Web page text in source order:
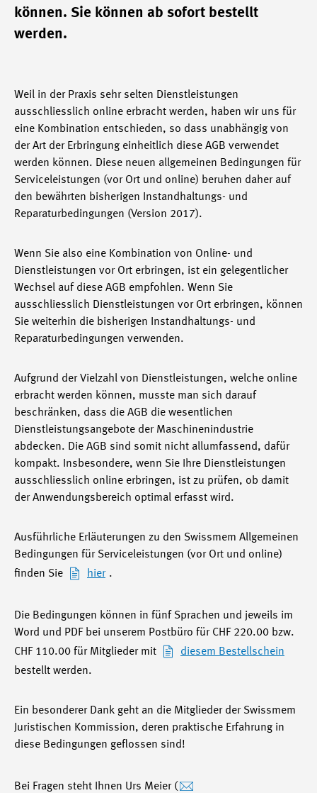
können. Sie können ab sofort bestellt
werden.
Weil in der Praxis sehr selten Dienstleistungen
ausschliesslich online erbracht werden, haben wir uns für
eine Kombination entschieden, so dass unabhängig von
der Art der Erbringung einheitlich diese AGB verwendet
werden können. Diese neuen allgemeinen Bedingungen für
Serviceleistungen (vor Ort und online) beruhen daher auf
den bewährten bisherigen Instandhaltungs- und
Reparaturbedingungen (Version 2017).
Wenn Sie also eine Kombination von Online- und
Dienstleistungen vor Ort erbringen, ist ein gelegentlicher
Wechsel auf diese AGB empfohlen. Wenn Sie
ausschliesslich Dienstleistungen vor Ort erbringen, können
Sie weiterhin die bisherigen Instandhaltungs- und
Reparaturbedingungen verwenden.
Aufgrund der Vielzahl von Dienstleistungen, welche online
erbracht werden können, musste man sich darauf
beschränken, dass die AGB die wesentlichen
Dienstleistungsangebote der Maschinenindustrie
abdecken. Die AGB sind somit nicht allumfassend, dafür
kompakt. Insbesondere, wenn Sie Ihre Dienstleistungen
ausschliesslich online erbringen, ist zu prüfen, ob damit
der Anwendungsbereich optimal erfasst wird.
Ausführliche Erläuterungen zu den Swissmem Allgemeinen
Bedingungen für Serviceleistungen (vor Ort und online)
finden Sie
hier .
Die Bedingungen können in fünf Sprachen und jeweils im
Word und PDF bei unserem Postbüro für CHF 220.00 bzw.
CHF 110.00 für Mitglieder mit
diesem Bestellschein
bestellt werden.
Ein besonderer Dank geht an die Mitglieder der Swissmem
Juristischen Kommission, deren praktische Erfahrung in
diese Bedingungen geflossen sind!
Bei Fragen steht Ihnen Urs Meier (